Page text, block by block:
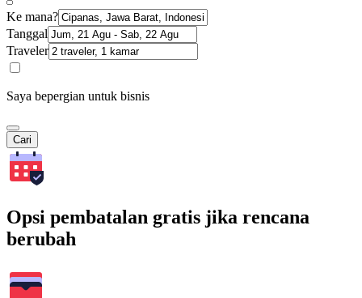
Ke mana?
Tanggal
Traveler
Saya bepergian untuk bisnis
Cari
Opsi pembatalan gratis jika rencana
berubah